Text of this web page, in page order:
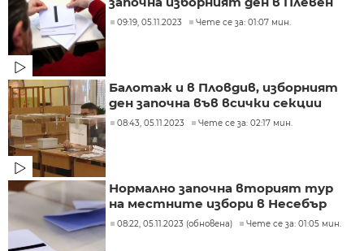
09:19, 05.11.2023 Чете се за: 01:07 мин.
Балотаж и в Пловдив, изборният
ден започна във всички секции
08:43, 05.11.2023 Чете се за: 02:17 мин.
Нормално започна вторият тур
на местните избори в Несебър
08:22, 05.11.2023 (обновена) Чете се за: 01:05 мин.